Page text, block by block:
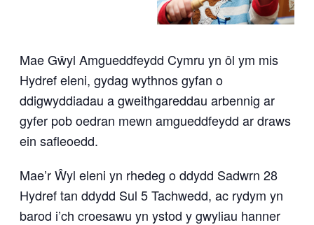
Mae Gŵyl Amgueddfeydd Cymru yn ôl ym mis
Hydref eleni, gydag wythnos gyfan o
ddigwyddiadau a gweithgareddau arbennig ar
gyfer pob oedran mewn amgueddfeydd ar draws
ein safleoedd.
Mae’r Ŵyl eleni yn rhedeg o ddydd Sadwrn 28
Hydref tan ddydd Sul 5 Tachwedd, ac rydym yn
barod i’ch croesawu yn ystod y gwyliau hanner